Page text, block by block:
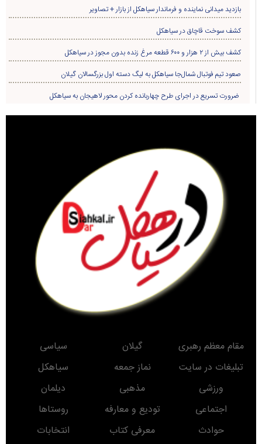
بازدید میدانی نماینده و فرماندار سیاهکل از بازار + تصاویر
کشف سوخت قاچاق در سياهکل
کشف بیش از ۲ هزار و ۶۰۰ قطعه مرغ زنده بدون مجوز در سیاهکل
صعود تیم فوتبال شمال‌جا‌ سیاهکل به لیگ دسته اول بزرگسالان گیلان
ضرورت تسریع در اجرای طرح چهاربانده کردن محور لاهیجان به سیاهکل
مقام معظم رهبری گیلان
سیاسی
تبلیغات در سایت
نماز جمعه
سیاهکل
ورزشی
مذهبی
دیلمان
اجتماعی
تودیع و معارفه
روستاها
حوادث
معرفی کتاب انتخابات